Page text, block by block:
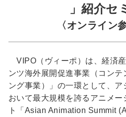
」紹介セ
〈オンライン
VIPO（ヴィーポ）は、経済
ンツ海外展開促進事業（コン
ング事業）」の一環として、
おいて最大規模を誇るアニメ
ト「Asian Animation Summit